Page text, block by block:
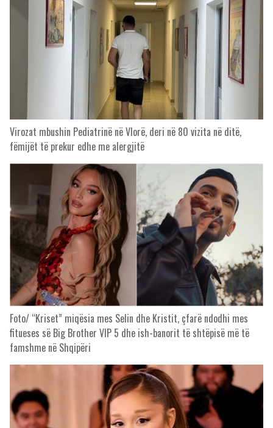
Virozat mbushin Pediatrinë në Vlorë, deri në 80 vizita në ditë,
fëmijët të prekur edhe me alergjitë
Foto/ “Kriset” miqësia mes Selin dhe Kristit, çfarë ndodhi mes
fitueses së Big Brother VIP 5 dhe ish-banorit të shtëpisë më të
famshme në Shqipëri